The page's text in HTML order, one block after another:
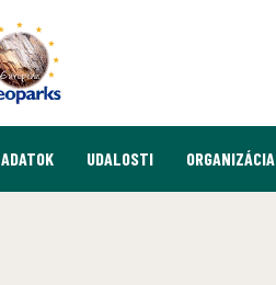
ADATOK UDALOSTI ORGANIZÁCIA